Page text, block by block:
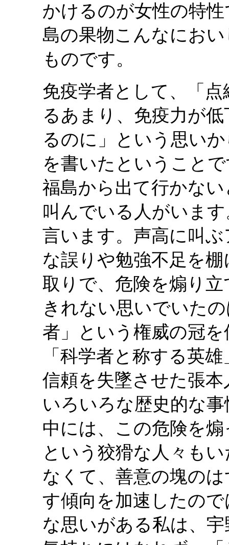
かけるのが女性の特
島の果物こんなにお
ものです。
免疫学者として、「
るあまり、免疫力が
るのに」という思い
を書いたということ
福島から出て行かな
叫んでいる人がいま
言います。声高に叫
な誤りや勉強不足を
取りで、危険を煽り
きれない思いでいた
者」という権威の冠
「科学者と称する英
信頼を失墜させた張
いろいろな歴史的な
中には、この危険を
という狡猾な人々も
なくて、善意の塊の
す傾向を加速したの
な思いがある私は、